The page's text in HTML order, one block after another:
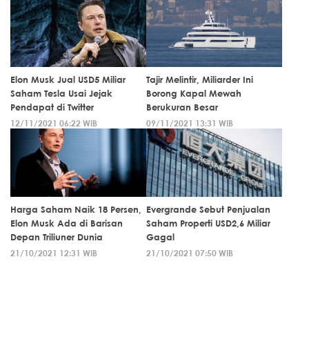
Elon Musk Jual USD5 Miliar
Saham Tesla Usai Jejak
Pendapat di Twitter
12/11/2021 06:22 WIB
Tajir Melintir, Miliarder Ini
Borong Kapal Mewah
Berukuran Besar
09/11/2021 13:31 WIB
Harga Saham Naik 18 Persen,
Elon Musk Ada di Barisan
Depan Triliuner Dunia
21/10/2021 12:31 WIB
Evergrande Sebut Penjualan
Saham Properti USD2,6 Miliar
Gagal
21/10/2021 07:50 WIB